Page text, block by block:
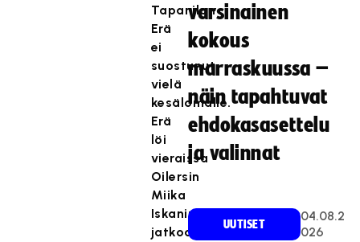
Tapanilan
Erä
ei
suostunut
vielä
kesälomalle.
Erä
löi
vieraissa
Oilersin
Miika
Iskaniuksen
jatkoaikamaalilla
varsinainen
kokous
marraskuussa –
näin tapahtuvat
ehdokasasettelu
ja valinnat
UUTISET
04.08.2
026